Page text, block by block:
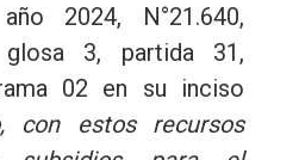
2024, N°21.640,
3, partida 31,
02 en su inciso
con estos recursos